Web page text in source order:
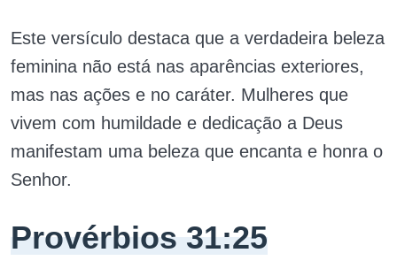
Este versículo destaca que a verdadeira beleza
feminina não está nas aparências exteriores,
mas nas ações e no caráter. Mulheres que
vivem com humildade e dedicação a Deus
manifestam uma beleza que encanta e honra o
Senhor.
Provérbios 31:25